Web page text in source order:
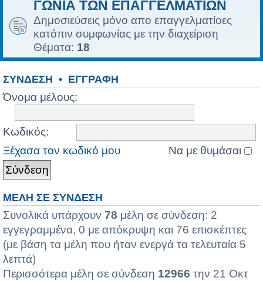
ΓΩΝΙΑ ΤΩΝ ΕΠΑΓΓΕΛΜΑΤΙΩΝ
Δημοσιεύσεις μόνο απο επαγγελματίοες
κατόπιν συμφωνίας με την διαχείριση
Θέματα: 18
ΣΎΝΔΕΣΗ • ΕΓΓΡΑΦΉ
Όνομα μέλους:
Κωδικός:
Ξέχασα τον κωδικό μου
Να με θυμάσαι
ΜΈΛΗ ΣΕ ΣΎΝΔΕΣΗ
Συνολικά υπάρχουν 78 μέλη σε σύνδεση: 2
εγγεγραμμένα, 0 με απόκρυψη και 76 επισκέπτες
(με βάση τα μέλη που ήταν ενεργά τα τελευταία 5
λεπτά)
Περισσότερα μέλη σε σύνδεση 12966 την 21 Οκτ